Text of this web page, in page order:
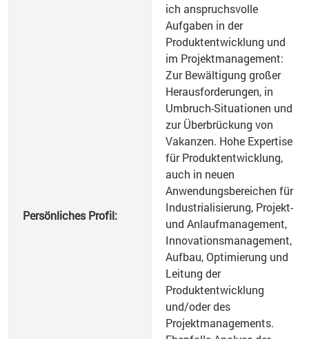
Persönliches Profil:
ich anspruchsvolle
Aufgaben in der
Produktentwicklung und
im Projektmanagement:
Zur Bewältigung großer
Herausforderungen, in
Umbruch-Situationen und
zur Überbrückung von
Vakanzen. Hohe Expertise
für Produktentwicklung,
auch in neuen
Anwendungsbereichen für
Industrialisierung, Projekt-
und Anlaufmanagement,
Innovationsmanagement,
Aufbau, Optimierung und
Leitung der
Produktentwicklung
und/oder des
Projektmanagements.